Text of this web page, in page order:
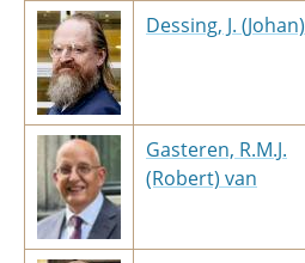
Dessing, J. (Johan)
Gasteren, R.M.J.
(Robert) van